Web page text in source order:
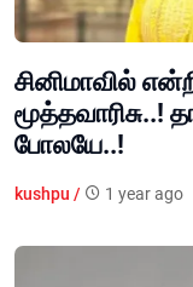
சினிமாவில்
போலயே..!
kushpu / 1 year ago